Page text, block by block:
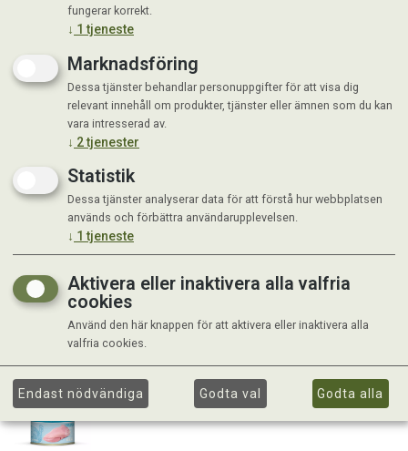
fungerar korrekt.
↓ 1 tjeneste
Marknadsföring
Dessa tjänster behandlar personuppgifter för att visa dig
relevant innehåll om produkter, tjänster eller ämnen som du kan
vara intresserad av.
↓ 2tjenester
Statistik
Dessa tjänster analyserar data för att förstå hur webbplatsen
används och förbättra användarupplevelsen.
↓ 1 tjeneste
Aktivera eller inaktivera alla valfria
cookies
Använd den här knappen för att aktivera eller inaktivera alla
valfria cookies.
Endast nödvändiga Godta val Godta alla